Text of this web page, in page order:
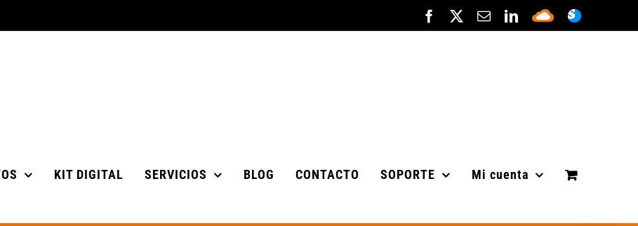
Facebook
X
Correo
electrónico
LinkedIn
Sepa
Cloud
KIT DIGITAL SERVICIOS BLOG CONTACTO SOPORTE Mi cuenta